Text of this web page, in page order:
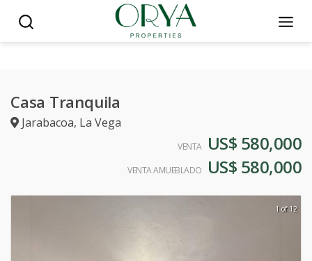
Casa Tranquila
Jarabacoa, La Vega
VENTA US$ 580,000
VENTA AMUEBLADO US$ 580,000
1 of 12